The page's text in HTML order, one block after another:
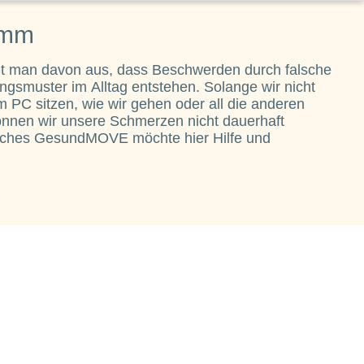
man davon aus, dass Beschwerden durch falsche
im Alltag entstehen. Solange wir nicht
PC sitzen, wie wir gehen oder all die anderen
wir unsere Schmerzen nicht dauerhaft
GesundMOVE möchte hier Hilfe und